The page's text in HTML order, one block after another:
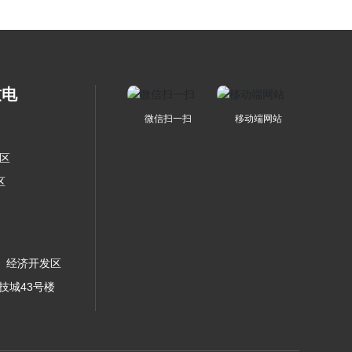
经济开发区
城43号楼
微信扫一扫 移动端网站